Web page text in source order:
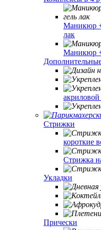
Маникюр
лак
Маникюр
Стрижки
короткие
Стрижка
Укладки
Прически